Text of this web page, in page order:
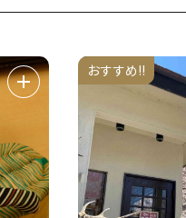
おすすめ!!